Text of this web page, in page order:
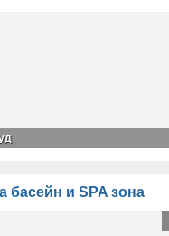
басейн и SPA зона